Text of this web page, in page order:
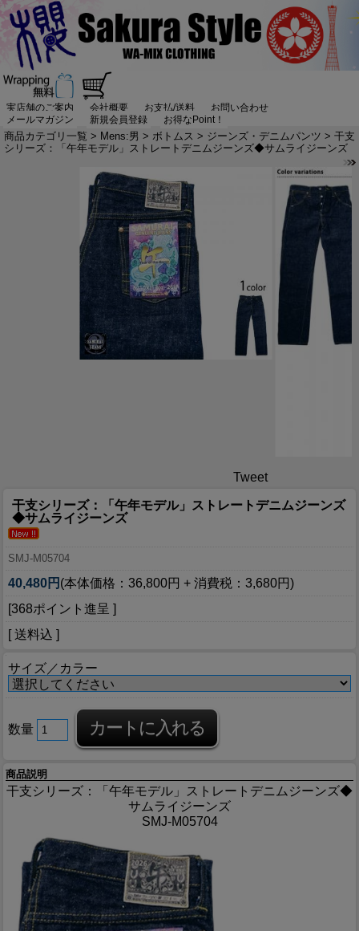
実店舗のご案内 会社概要 お支払/送料
お問い合わせ
メールマガジン
新規会員登録 お得なPoint！
商品カテゴリ一覧 > Mens:男 > ボトムス > ジーンズ・デニムパンツ > 干支
シリーズ：「午年モデル」ストレートデニムジーンズ◆サムライジーンズ
Tweet
干支シリーズ：「午年モデル」ストレートデニムジーンズ
◆サムライジーンズ
SMJ-M05704
40,480円 (本体価格：36,800円 + 消費税：3,680円)
[368ポイント進呈 ]
[ 送料込 ]
サイズ／カラー
数量
商品説明
干支シリーズ：「午年モデル」ストレートデニムジーンズ◆
サムライジーンズ
SMJ-M05704